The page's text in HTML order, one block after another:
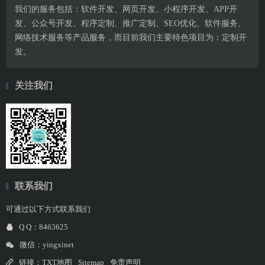
我们的服务包括：软件开发、网页开发、小程序开发、APP开
发、公众号开发、程序定制、推广定制、SEO优化、软件服务、
网络技术服务等产品服务，而目前我们主要特色项目为：定制开
发。
关注我们
联系我们
可通过以下方式联系我们
Q Q：8463625
微信：yingxinet
链接： TXT地图 Sitemap 免责声明